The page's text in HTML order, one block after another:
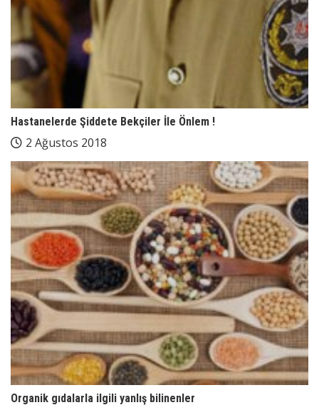
Hastanelerde Şiddete Bekçiler İle Önlem !
2 Ağustos 2018
Organik gıdalarla ilgili yanlış bilinenler